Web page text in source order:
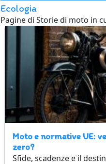
Ecologia
Pagine di Storie di moto in
Moto e normative UE:
zero?
Sfide, scadenze e il